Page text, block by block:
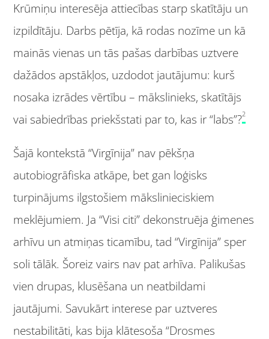
Krūmiņu interesēja attiecības starp skatītāju un
izpildītāju. Darbs pētīja, kā rodas nozīme un kā
mainās vienas un tās pašas darbības uztvere
dažādos apstākļos, uzdodot jautājumu: kurš
nosaka izrādes vērtību – mākslinieks, skatītājs
vai sabiedrības priekšstati par to, kas ir “labs”?2
Šajā kontekstā “Virgīnija” nav pēkšņa
autobiogrāfiska atkāpe, bet gan loģisks
turpinājums ilgstošiem mākslinieciskiem
meklējumiem. Ja “Visi citi” dekonstruēja ģimenes
arhīvu un atmiņas ticamību, tad “Virgīnija” sper
soli tālāk. Šoreiz vairs nav pat arhīva. Palikušas
vien drupas, klusēšana un neatbildami
jautājumi. Savukārt interese par uztveres
nestabilitāti, kas bija klātesoša “Drosmes